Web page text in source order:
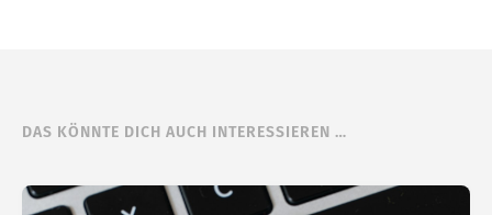
DAS KÖNNTE DICH AUCH INTERESSIEREN …